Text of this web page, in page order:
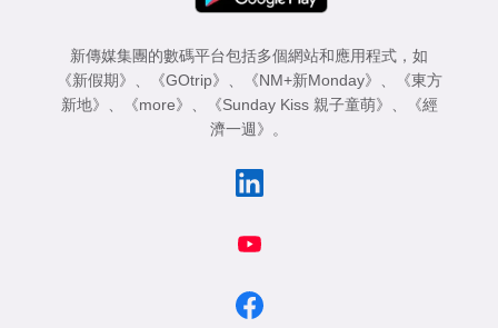
新傳媒集團的數碼平台包括多個網站和應用程式，如
《新假期》
《GOtrip》 《NM+新Monday》
《東方
新地》
《more》 《Sunday Kiss 親子童萌》
《經
濟一週》
。